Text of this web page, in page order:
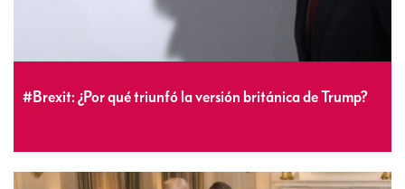
#Brexit: ¿Por qué triunfó la versión británica de Trump?